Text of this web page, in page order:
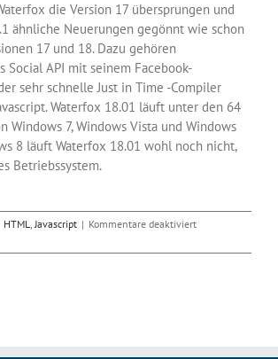
die Version 17 übersprungen und
ähnliche Neuerungen gegönnt wie schon
17 und 18. Dazu gehören
Social API mit seinem Facebook-
sehr schnelle Just in Time -Compiler
Waterfox 18.01 läuft unter den 64
Windows 7, Windows Vista und Windows
8 läuft Waterfox 18.01 wohl noch nicht,
Betriebssystem.
HTML Javascript | Kommentare deaktiviertfür
64